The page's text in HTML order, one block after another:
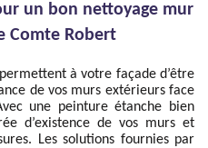
un bon nettoyage mur
Comte Robert
à votre façade d’être
de vos murs extérieurs face
une peinture étanche bien
d’existence de vos murs et
Les solutions fournies par